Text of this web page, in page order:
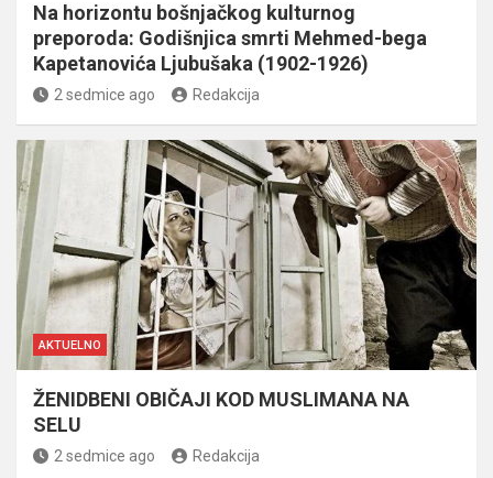
Na horizontu bošnjačkog kulturnog
preporoda: Godišnjica smrti Mehmed-bega
Kapetanovića Ljubušaka (1902-1926)
2 sedmice ago Redakcija
AKTUELNO
ŽENIDBENI OBIČAJI KOD MUSLIMANA NA
SELU
2 sedmice ago Redakcija